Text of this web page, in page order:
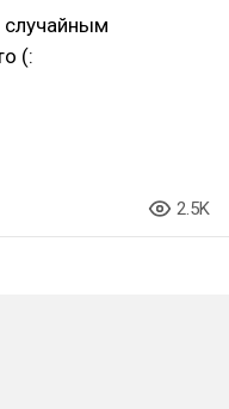
случайным
(:
2.5K